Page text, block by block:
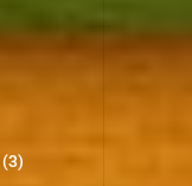
(3)